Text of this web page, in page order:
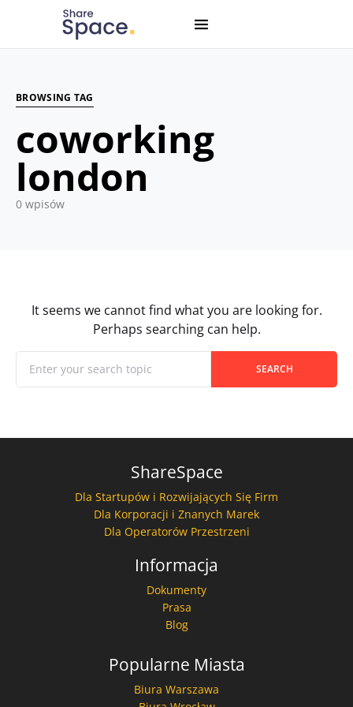
Search for:
When autocomplete results are available use up and
BROWSING TAG
coworking
london
0 wpisów
It seems we cannot find what you are looking for.
Perhaps searching can help.
When autocomplete results are available use up and
SEARCH
ShareSpace
Dla Startupów i Rozwijających Się Firm
Dla Korporacji i Znanych Marek
Dla Operatorów Przestrzeni
Popularne Miasta
Biura Warszawa
Informacja
Dokumenty
Prasa
Blog